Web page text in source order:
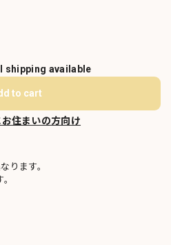
shipping available
to cart
お住まいの方向け
ります。